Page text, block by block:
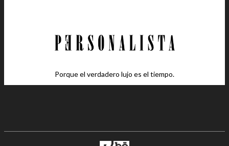
Porque el verdadero lujo es el tiempo.